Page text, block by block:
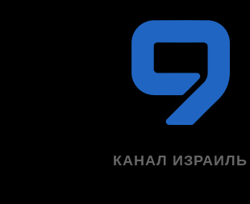
КАНАЛ ИЗРАИЛЬ